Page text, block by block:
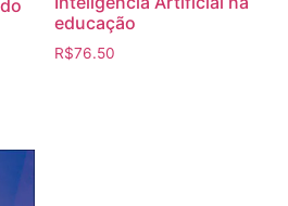
educação
R$76.50